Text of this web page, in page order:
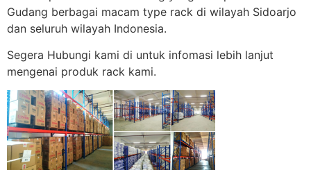
Gudang berbagai macam type rack di wilayah Sidoarjo
dan seluruh wilayah Indonesia.
Segera Hubungi kami di untuk infomasi lebih lanjut
mengenai produk rack kami.